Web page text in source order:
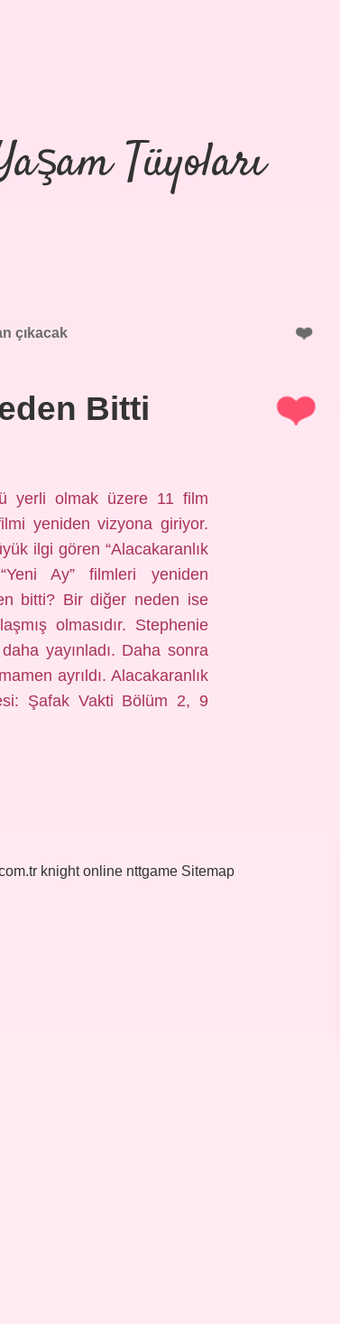
Tüyoları
çıkacak
Bitti
yerli olmak üzere 11 film
yeniden vizyona giriyor.
ilgi gören “Alacakaranlık
Ay” filmleri yeniden
bitti? Bir diğer neden ise
olmasıdır. Stephenie
yayınladı. Daha sonra
ayrıldı. Alacakaranlık
Şafak Vakti Bölüm 2, 9
knight online nttgame Sitemap